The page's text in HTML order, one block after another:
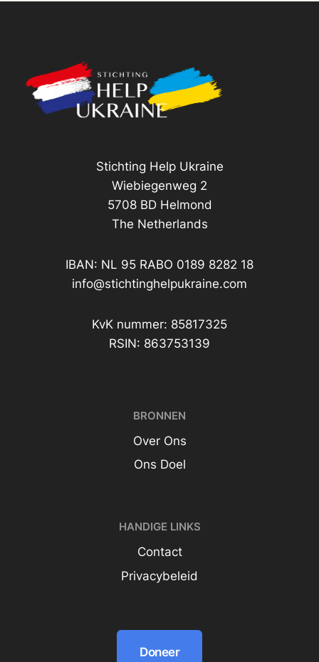
Stichting Help Ukraine
Wiebiegenweg 2
5708 BD Helmond
The Netherlands
IBAN: NL 95 RABO 0189 8282 18
info@stichtinghelpukraine.com
KvK nummer: 85817325
RSIN: 863753139
BRONNEN
Over Ons
Ons Doel
HANDIGE LINKS
Contact
Privacybeleid
Doneer